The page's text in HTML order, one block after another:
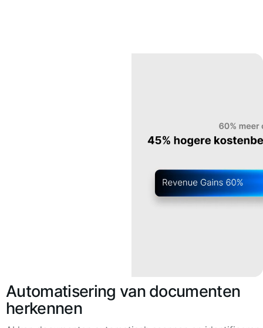
Automatisering van documenten
herkennen